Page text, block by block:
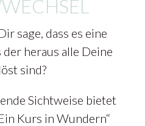
sage, dass es eine
heraus alle Deine
sind?
Sichtweise bietet
Kurs in Wundern“